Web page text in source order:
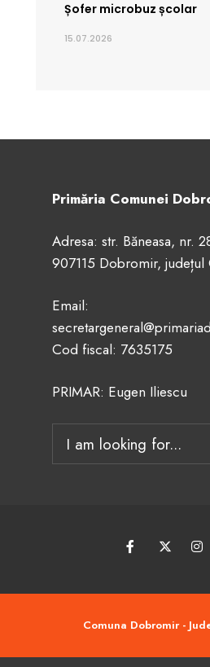
Șofer microbuz școlar
15.07.2026
Primăria Comunei
Adresa: str. Băneasa, nr.
907115 Dobromir, județul
Email:
Cod fiscal: 7635175
PRIMAR: Eugen Iliescu
for:
Comuna Dobromir -